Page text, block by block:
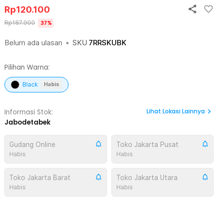
Belum ada ulasan • SKU 7RRSKUBK
Rp120.100
Rp187.900 37%
Pilihan Warna:
Black Habis
Informasi Stok:
Jabodetabek
Lihat Lokasi Lainnya
Gudang Online
Habis
Toko Jakarta Pusat
Habis
Toko Jakarta Barat
Habis
Toko Jakarta Utara
Habis